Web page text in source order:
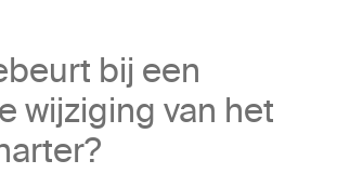
bij een
wijziging van het